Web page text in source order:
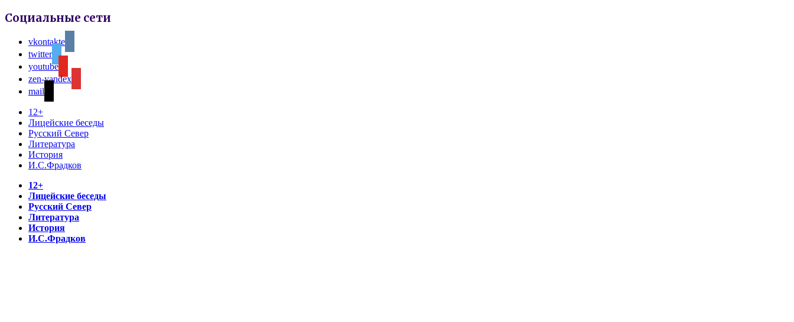
Социальные сети
vkontakte
twitter
youtube
zen-yandex
mail
12+
Лицейские беседы
Русский Север
Литература
История
И.С.Фрадков
12+
Лицейские беседы
Русский Север
Литература
История
И.С.Фрадков